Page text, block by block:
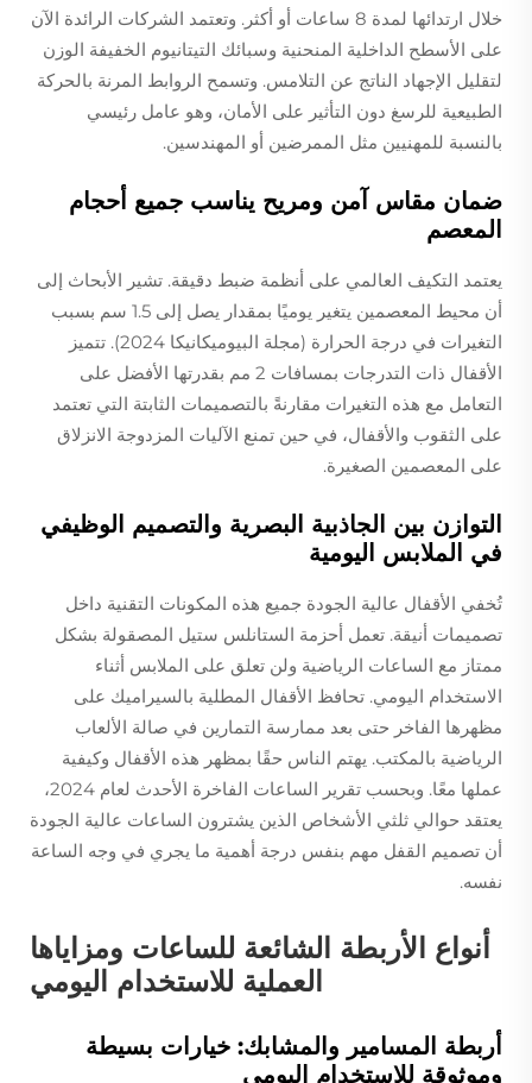
خلال ارتدائها لمدة 8 ساعات أو أكثر. وتعتمد الشركات الرائدة الآن
على الأسطح الداخلية المنحنية وسبائك التيتانيوم الخفيفة الوزن
لتقليل الإجهاد الناتج عن التلامس. وتسمح الروابط المرنة بالحركة
الطبيعية للرسغ دون التأثير على الأمان، وهو عامل رئيسي
بالنسبة للمهنيين مثل الممرضين أو المهندسين.
ضمان مقاس آمن ومريح يناسب جميع أحجام
المعصم
يعتمد التكيف العالمي على أنظمة ضبط دقيقة. تشير الأبحاث إلى
أن محيط المعصمين يتغير يوميًا بمقدار يصل إلى 1.5 سم بسبب
التغيرات في درجة الحرارة (مجلة البيوميكانيكا 2024). تتميز
الأقفال ذات التدرجات بمسافات 2 مم بقدرتها الأفضل على
التعامل مع هذه التغيرات مقارنةً بالتصميمات الثابتة التي تعتمد
على الثقوب والأقفال، في حين تمنع الآليات المزدوجة الانزلاق
على المعصمين الصغيرة.
التوازن بين الجاذبية البصرية والتصميم الوظيفي
في الملابس اليومية
تُخفي الأقفال عالية الجودة جميع هذه المكونات التقنية داخل
تصميمات أنيقة. تعمل أحزمة الستانلس ستيل المصقولة بشكل
ممتاز مع الساعات الرياضية ولن تعلق على الملابس أثناء
الاستخدام اليومي. تحافظ الأقفال المطلية بالسيراميك على
مظهرها الفاخر حتى بعد ممارسة التمارين في صالة الألعاب
الرياضية بالمكتب. يهتم الناس حقًا بمظهر هذه الأقفال وكيفية
عملها معًا. وبحسب تقرير الساعات الفاخرة الأحدث لعام 2024،
يعتقد حوالي ثلثي الأشخاص الذين يشترون الساعات عالية الجودة
أن تصميم القفل مهم بنفس درجة أهمية ما يجري في وجه الساعة
نفسه.
أنواع الأربطة الشائعة للساعات ومزاياها
العملية للاستخدام اليومي
أربطة المسامير والمشابك: خيارات بسيطة
وموثوقة للاستخدام اليومي